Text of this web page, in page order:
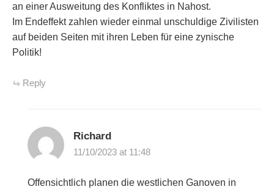
an einer Ausweitung des Konfliktes in Nahost.
Im Endeffekt zahlen wieder einmal unschuldige Zivilisten
auf beiden Seiten mit ihren Leben für eine zynische
Politik!
Reply
Richard
11/10/2023 at 11:48
Offensichtlich planen die westlichen Ganoven in